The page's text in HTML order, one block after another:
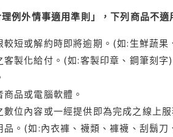
例外情事適用準則」，下列商品不
較短或解約時即將逾期。(如:生鮮蔬
製化給付。(如:客製印章、鋼筆刻字)
品或電腦軟體。
數位內容或一經提供即為完成之線上
品。(如:內衣褲、襪類、褲襪、刮鬍刀